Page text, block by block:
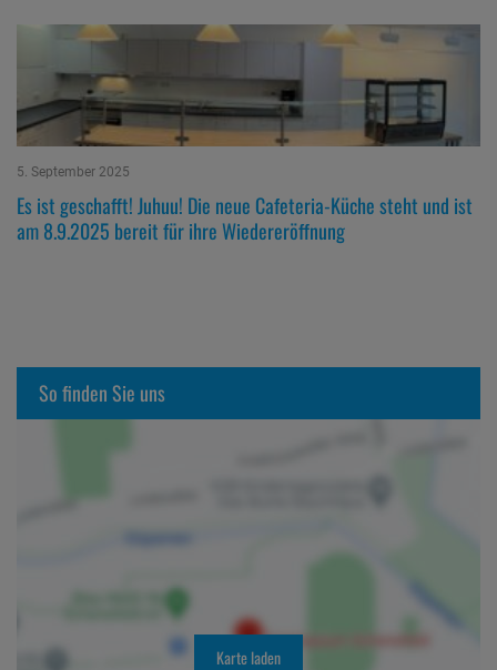
5. September 2025
Es ist geschafft! Juhuu! Die neue Cafeteria-Küche steht und ist
am 8.9.2025 bereit für ihre Wiedereröffnung
So finden Sie uns
Karte laden